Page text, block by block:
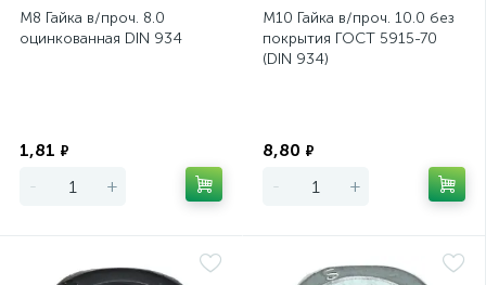
М8 Гайка в/проч. 8.0
оцинкованная DIN 934
1,81 ₽
- +
М10 Гайка в/проч. 10.0 без
покрытия ГОСТ 5915-70
(DIN 934)
8,80 ₽
- +